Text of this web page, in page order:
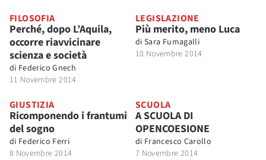
FILOSOFIA
Perché, dopo L’Aquila,
occorre riavvicinare
scienza e società
di Federico Gnech
11 Novembre 2014
LEGISLAZIONE
Più merito, meno Luca
di Sara Fumagalli
10 Novembre 2014
GIUSTIZIA
Ricomponendo i frantumi
del sogno
di Federico Ferri
8 Novembre 2014
SCUOLA
A SCUOLA DI
OPENCOESIONE
di Francesco Carollo
7 Novembre 2014